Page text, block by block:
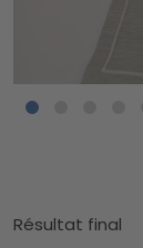
Résultat final